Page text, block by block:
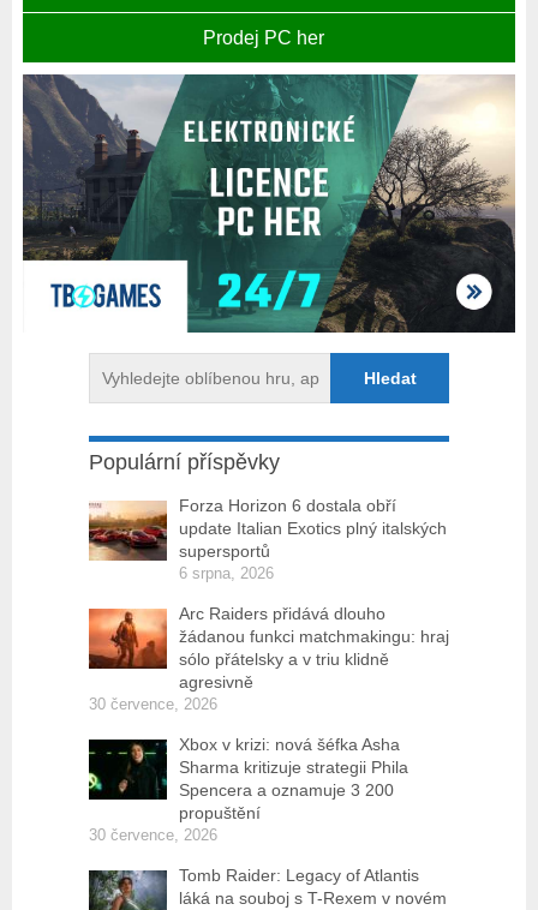
Prodej PC her
Populární příspěvky
Forza Horizon 6 dostala obří
update Italian Exotics plný italských
supersportů
6 srpna, 2026
Arc Raiders přidává dlouho
žádanou funkci matchmakingu: hraj
sólo přátelsky a v triu klidně
agresivně
30 července, 2026
Xbox v krizi: nová šéfka Asha
Sharma kritizuje strategii Phila
Spencera a oznamuje 3 200
propuštění
30 července, 2026
Tomb Raider: Legacy of Atlantis
láká na souboj s T-Rexem v novém